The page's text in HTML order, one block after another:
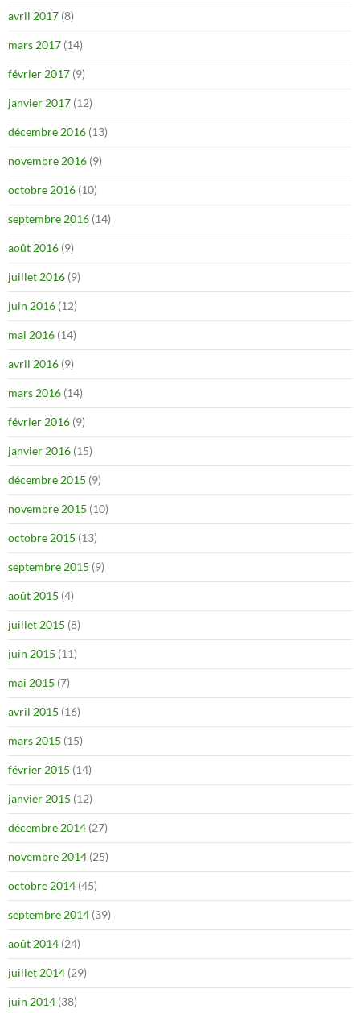
avril 2017 (8)
mars 2017 (14)
février 2017 (9)
janvier 2017 (12)
décembre 2016 (13)
novembre 2016 (9)
octobre 2016 (10)
septembre 2016 (14)
août 2016 (9)
juillet 2016 (9)
juin 2016 (12)
mai 2016 (14)
avril 2016 (9)
mars 2016 (14)
février 2016 (9)
janvier 2016 (15)
décembre 2015 (9)
novembre 2015 (10)
octobre 2015 (13)
septembre 2015 (9)
août 2015 (4)
juillet 2015 (8)
juin 2015 (11)
mai 2015 (7)
avril 2015 (16)
mars 2015 (15)
février 2015 (14)
janvier 2015 (12)
décembre 2014 (27)
novembre 2014 (25)
octobre 2014 (45)
septembre 2014 (39)
août 2014 (24)
juillet 2014 (29)
juin 2014 (38)